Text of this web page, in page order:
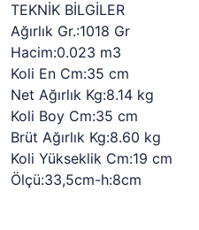
TEKNİK BİLGİLER
Ağırlık Gr.:1018 Gr
Hacim:0.023 m3
Koli En Cm:35 cm
Net Ağırlık Kg:8.14 kg
Koli Boy Cm:35 cm
Brüt Ağırlık Kg:8.60 kg
Koli Yükseklik Cm:19 cm
Ölçü:33,5cm-h:8cm